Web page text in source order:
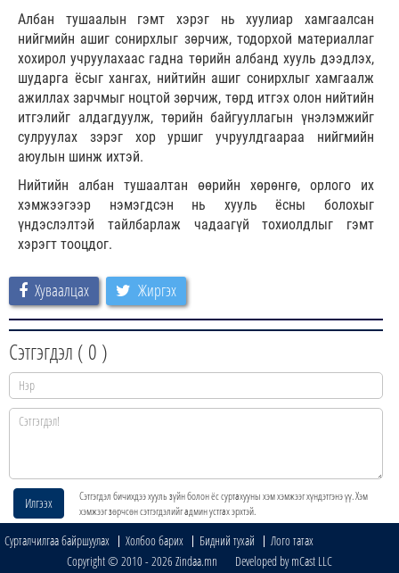
Албан тушаалын гэмт хэрэг нь хуулиар хамгаалсан
нийгмийн ашиг сонирхлыг зөрчиж, тодорхой материаллаг
хохирол учруулахаас гадна төрийн албанд хууль дээдлэх,
шударга ёсыг хангах, нийтийн ашиг сонирхлыг хамгаалж
ажиллах зарчмыг ноцтой зөрчиж, төрд итгэх олон нийтийн
итгэлийг алдагдуулж, төрийн байгууллагын үнэлэмжийг
сулруулах зэрэг хор уршиг учруулдгаараа нийгмийн
аюулын шинж ихтэй.
Нийтийн албан тушаалтан өөрийн хөрөнгө, орлого их
хэмжээгээр нэмэгдсэн нь хууль ёсны болохыг
үндэслэлтэй тайлбарлаж чадаагүй тохиолдлыг гэмт
хэрэгт тооцдог.
Хуваалцах Жиргэх
Сэтгэгдэл ( 0 )
Илгээх
Сэтгэгдэл бичихдээ хууль зүйн болон ёс суртахууны хэм хэмжээг хүндэтгэнэ үү. Хэм
хэмжээг зөрчсөн сэтгэгдэлийг админ устгах эрхтэй.
Сурталчилгаа байршуулах Холбоо барих Бидний тухай
Лого татах
Copyright © 2010 - 2026 Zindaa.mn Developed by mCast LLC